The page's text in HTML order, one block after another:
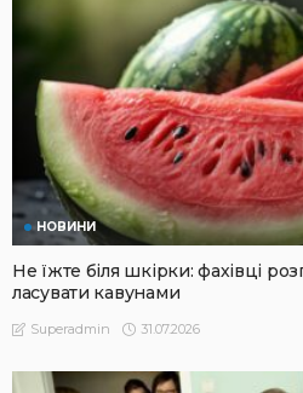
НОВИНИ
Не їжте біля шкірки: фахівці
ласувати кавунами
Superadmin 31.07.2026